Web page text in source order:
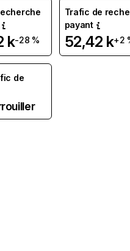
k-28 %
Trafic de
payant
52,42 k+2
de